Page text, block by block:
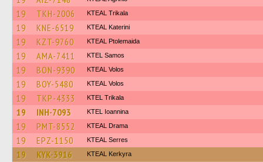
19 TKH-2006 KTEAL Trikala
19 KNE-6519 KTEAL Katerini
19 KZT-9760 KTEAL Ptolemaida
19 AMA-7411 KTEL Samos
19 BON-9390 KTEAL Volos
19 BOY-5480 KTEAL Volos
19 TKP-4333 ΚΤΕL Τrikala
19 INH-7093 KTEL Ioannina
19 PMT-8552 KTEAL Drama
19 EPZ-1150 KTEAL Serres
19 KYK-3916 KTEAL Kerkyra